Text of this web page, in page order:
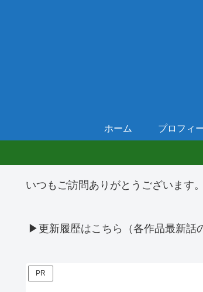
ホーム プロフィ
いつもご訪問ありがとうございます
▶更新履歴はこちら（各作品最新話
PR